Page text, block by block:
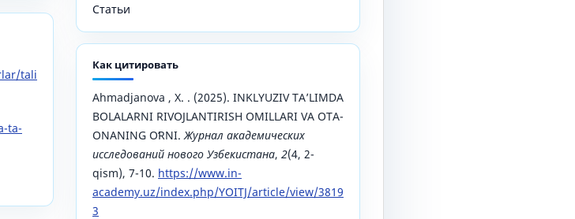
tali
ta-
Статьи
Как цитировать
Ahmadjanova , X. . (2025). INKLYUZIV TAʼLIMDA
BOLALARNI RIVOJLANTIRISH OMILLARI VA OTA-
ONANING OʻRNI.Журнал академических
исследований нового Узбекистана, 2(4, 2-
qism), 7-10. https://www.in-
academy.uz/index.php/YOITJ/article/view/3819
3